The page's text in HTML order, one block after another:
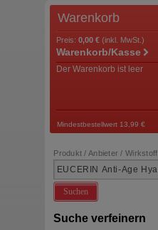
Warenkorb
Preis: 0,00 € (inkl. MwSt.)
Warenkorb/Kasse
Der Warenkorb ist leer
Mindestbestellwert 13,99 €
Produkt / Anbieter / Wirkstoff
Suchen
Suche verfeinern